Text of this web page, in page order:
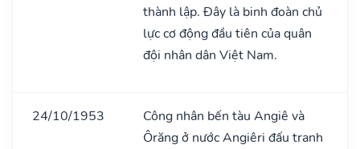
thành lập. Đây là binh đoàn chủ
lực cơ động đầu tiên của quân
đội nhân dân Việt Nam.
24/10/1953
Công nhân bến tàu Angiê và
Ôrăng ở nước Angiêri đấu tranh